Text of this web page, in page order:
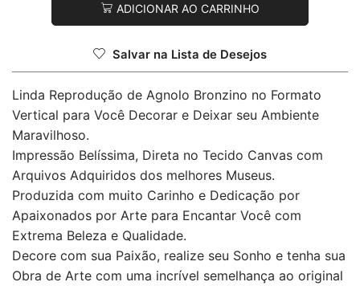
ADICIONAR AO CARRINHO
Salvar na Lista de Desejos
Linda Reprodução de Agnolo Bronzino no Formato
Vertical para Você Decorar e Deixar seu Ambiente
Maravilhoso.
Impressão Belíssima, Direta no Tecido Canvas com
Arquivos Adquiridos dos melhores Museus.
Produzida com muito Carinho e Dedicação por
Apaixonados por Arte para Encantar Você com
Extrema Beleza e Qualidade.
Decore com sua Paixão, realize seu Sonho e tenha sua
Obra de Arte com uma incrível semelhança ao original